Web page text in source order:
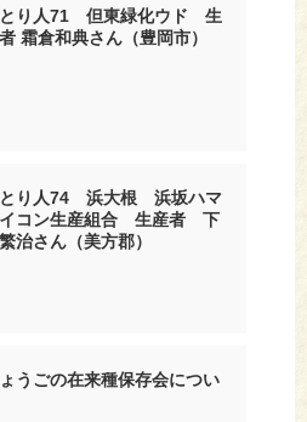
り人71 但東緑化ウド 生
霜倉和典さん（豊岡市）
り人74 浜大根 浜坂ハマ
コン生産組合 生産者 下
治さん（美方郡）
うごの在来種保存会につい